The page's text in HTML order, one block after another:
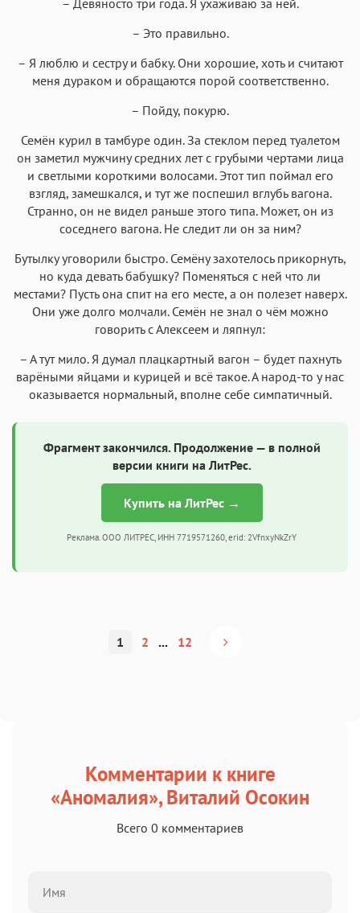
– Это правильно.
– Я люблю и сестру и бабку. Они хорошие, хоть и считают
меня дураком и обращаются порой соответственно.
– Пойду, покурю.
Семён курил в тамбуре один. За стеклом перед туалетом
он заметил мужчину средних лет с грубыми чертами лица
и светлыми короткими волосами. Этот тип поймал его
взгляд, замешкался, и тут же поспешил вглубь вагона.
Странно, он не видел раньше этого типа. Может, он из
соседнего вагона. Не следит ли он за ним?
Бутылку уговорили быстро. Семёну захотелось прикорнуть,
но куда девать бабушку? Поменяться с ней что ли
местами? Пусть она спит на его месте, а он полезет наверх.
Они уже долго молчали. Семён не знал о чём можно
говорить с Алексеем и ляпнул:
– А тут мило. Я думал плацкартный вагон – будет пахнуть
варёными яйцами и курицей и всё такое. А народ-то у нас
оказывается нормальный, вполне себе симпатичный.
Фрагмент закончился. Продолжение — в полной
версии книги на ЛитРес.
Купить на ЛитРес →
Реклама. ООО ЛИТРЕС, ИНН 7719571260, erid: 2VfnxyNkZrY
1 2 ... 12
Комментарии к книге
«Аномалия», Виталий Осокин
Всего 0 комментариев